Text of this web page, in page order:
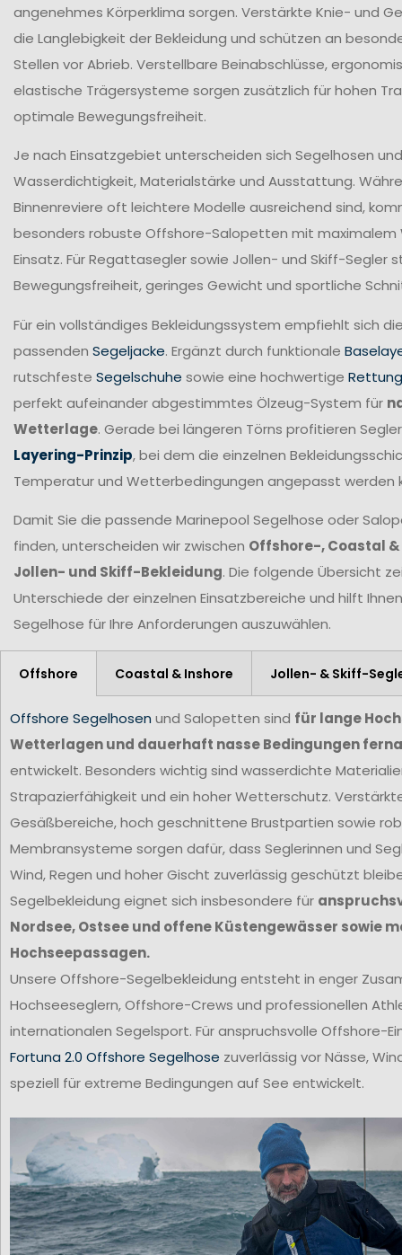
angenehmes Körperklima sorgen. Verstärkte Knie- und
die Langlebigkeit der Bekleidung und schützen an
Stellen vor Abrieb. Verstellbare Beinabschlüsse,
elastische Trägersysteme sorgen zusätzlich für hohen
optimale Bewegungsfreiheit.
Je nach Einsatzgebiet unterscheiden sich Segelhosen
Wasserdichtigkeit, Materialstärke und Ausstattung.
Binnenreviere oft leichtere Modelle ausreichend sind,
besonders robuste Offshore-Salopetten mit
Einsatz. Für Regattasegler sowie Jollen- und Skiff-Segler
Bewegungsfreiheit, geringes Gewicht und sportliche
Für ein vollständiges Bekleidungssystem empfiehlt sich
passenden Segeljacke. Ergänzt durch funktionale
rutschfeste Segelschuhe sowie eine hochwertige
perfekt aufeinander abgestimmtes Ölzeug-System für
Wetterlage. Gerade bei längeren Törns profitieren
Layering-Prinzip, bei dem die einzelnen
Temperatur und Wetterbedingungen angepasst werden
Damit Sie die passende Marinepool Segelhose oder
finden, unterscheiden wir zwischen Offshore-, Coastal
Jollen- und Skiff-Bekleidung. Die folgende Übersicht
Unterschiede der einzelnen Einsatzbereiche und hilft
Segelhose für Ihre Anforderungen auszuwählen.
Offshore Coastal & Inshore Jollen- & Skiff-
Offshore Segelhosen und Salopetten sind für lange
Wetterlagen und dauerhaft nasse Bedingungen
entwickelt. Besonders wichtig sind wasserdichte
Strapazierfähigkeit und ein hoher Wetterschutz.
Gesäßbereiche, hoch geschnittene Brustpartien sowie
Membransysteme sorgen dafür, dass Seglerinnen und
Wind, Regen und hoher Gischt zuverlässig geschützt
Segelbekleidung eignet sich insbesondere für
Nordsee, Ostsee und offene Küstengewässer sowie
Hochseepassagen.
Unsere Offshore-Segelbekleidung entsteht in enger
Hochseeseglern, Offshore-Crews und professionellen
internationalen Segelsport. Für anspruchsvolle Offshore-
Fortuna 2.0 Offshore Segelhose zuverlässig vor Nässe,
speziell für extreme Bedingungen auf See entwickelt.